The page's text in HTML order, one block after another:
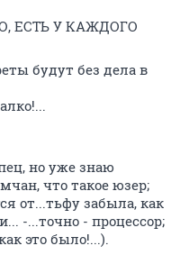
ЕСТЬ У КАЖДОГО
будут без дела в
но уже знаю
что такое юзер;
от...тьфу забыла, как
-...точно - процессор;
это было!...).